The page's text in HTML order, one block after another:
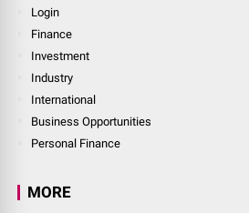
Login
Finance
Investment
Industry
International
Business Opportunities
Personal Finance
MORE